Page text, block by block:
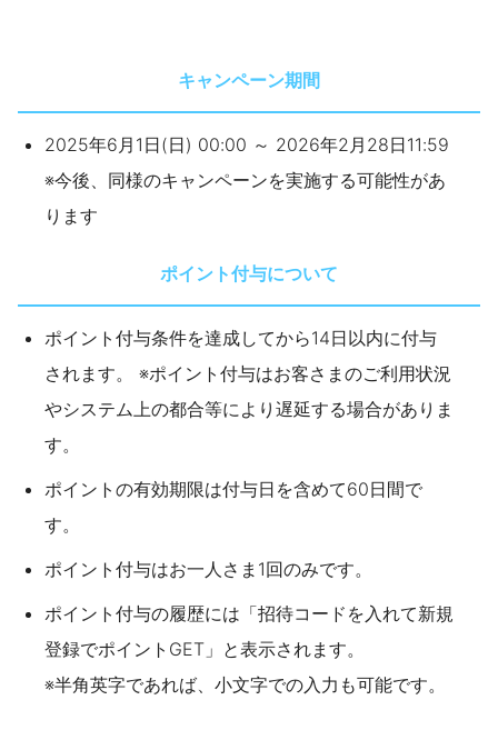
キャンペーン期間
2025年6月1日(日) 00:00 ～ 2026年2月28日11:59
※今後、同様のキャンペーンを実施する可能性があ
ります
ポイント付与について
ポイント付与条件を達成してから14日以内に付与
されます。 ※ポイント付与はお客さまのご利用状況
やシステム上の都合等により遅延する場合がありま
す。
ポイントの有効期限は付与日を含めて60日間で
す。
ポイント付与はお一人さま1回のみです。
ポイント付与の履歴には「招待コードを入れて新規
登録でポイントGET」と表示されます。
※半角英字であれば、小文字での入力も可能です。